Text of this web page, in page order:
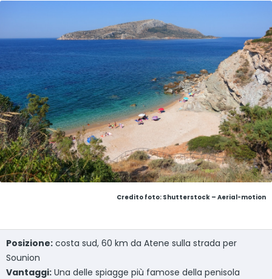
Credito foto: Shutterstock – Aerial-motion
Posizione: costa sud, 60 km da Atene sulla strada per
Sounion
Vantaggi: Una delle spiagge più famose della penisola